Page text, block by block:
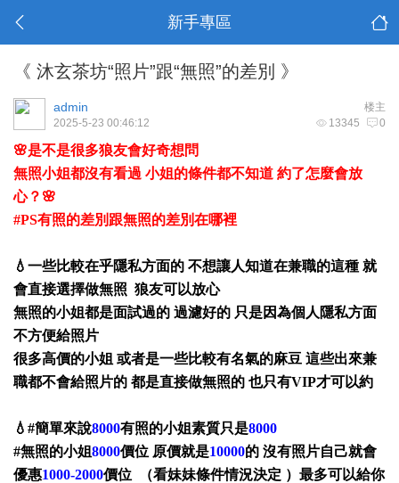
新手專區
《 沐玄茶坊“照片”跟“無照”的差別 》
楼主
admin
13345 0
2025-5-23 00:46:12
🌸是不是很多狼友會好奇想問
無照小姐都沒有看過 小姐的條件都不知道 約了怎麼會放
心？🌸
#PS有照的差別跟無照的差別在哪裡
💧一些比較在乎隱私方面的 不想讓人知道在兼職的這種 就
會直接選擇做無照 狼友可以放心
無照的小姐都是面試過的 過濾好的 只是因為個人隱私方面
不方便給照片
很多高價的小姐 或者是一些比較有名氣的麻豆 這些出來兼
職都不會給照片的 都是直接做無照的 也只有VIP才可以約
💧#簡單來說8000有照的小姐素質只是8000
#無照的小姐8000價位 原價就是10000的 沒有照片自己就會
優惠1000-2000價位 （看妹妹條件情況決定 ）最多可以給你